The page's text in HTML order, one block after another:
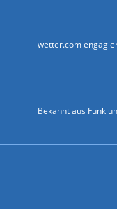
wetter.com
Bekannt aus Funk